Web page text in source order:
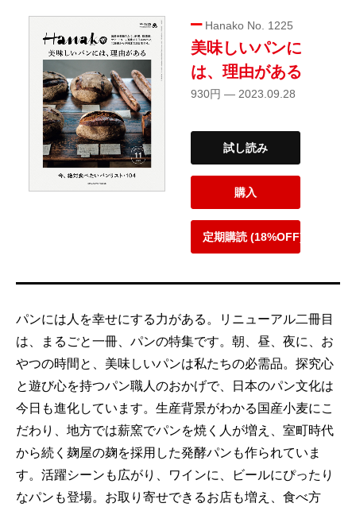
Hanako No. 1225
美味しいパンに
は、理由がある
930円 — 2023.09.28
試し読み
購入
定期購読 (18%OFF)
パンには人を幸せにする力がある。リニューアル二冊目
は、まるごと一冊、パンの特集です。朝、昼、夜に、お
やつの時間と、美味しいパンは私たちの必需品。探究心
と遊び心を持つパン職人のおかげで、日本のパン文化は
今日も進化しています。生産背景がわかる国産小麦にこ
だわり、地方では薪窯でパンを焼く人が増え、室町時代
から続く麹屋の麹を採用した発酵パンも作られていま
す。活躍シーンも広がり、ワインに、ビールにぴったり
なパンも登場。お取り寄せできるお店も増え、食べ方